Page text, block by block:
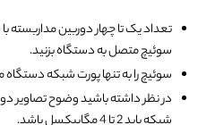
تعداد یک تا چهار دوربین مداربسته
سوئیچ متصل به دستگاه بزنید.
سوئیچ را به تنها پورت شبکه
در نظر داشته باشید وضوح تصاویر
شبکه باید 2 تا 4 مگاپیکسل باشد.